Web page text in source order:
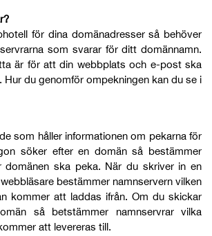
för dina domänadresser så behöver
som svarar för ditt domännamn.
är för att din webbplats och e-post ska
Hur du genomför ompekningen kan du se i
som håller informationen om pekarna för
söker efter en domän så bestämmer
domänen ska peka. När du skriver in en
bestämmer namnservern vilken
kommer att laddas ifrån. Om du skickar
så betstämmer namnservrar vilka
att levereras till.